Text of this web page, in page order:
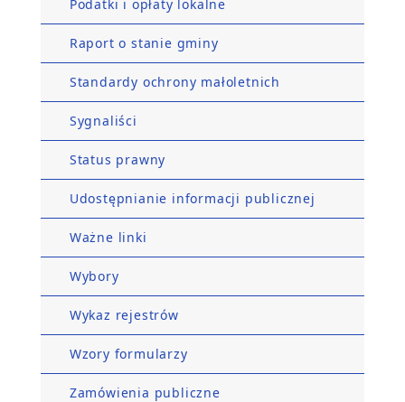
Podatki i opłaty lokalne
Raport o stanie gminy
Standardy ochrony małoletnich
Sygnaliści
Status prawny
Udostępnianie informacji publicznej
Ważne linki
Wybory
Wykaz rejestrów
Wzory formularzy
Zamówienia publiczne